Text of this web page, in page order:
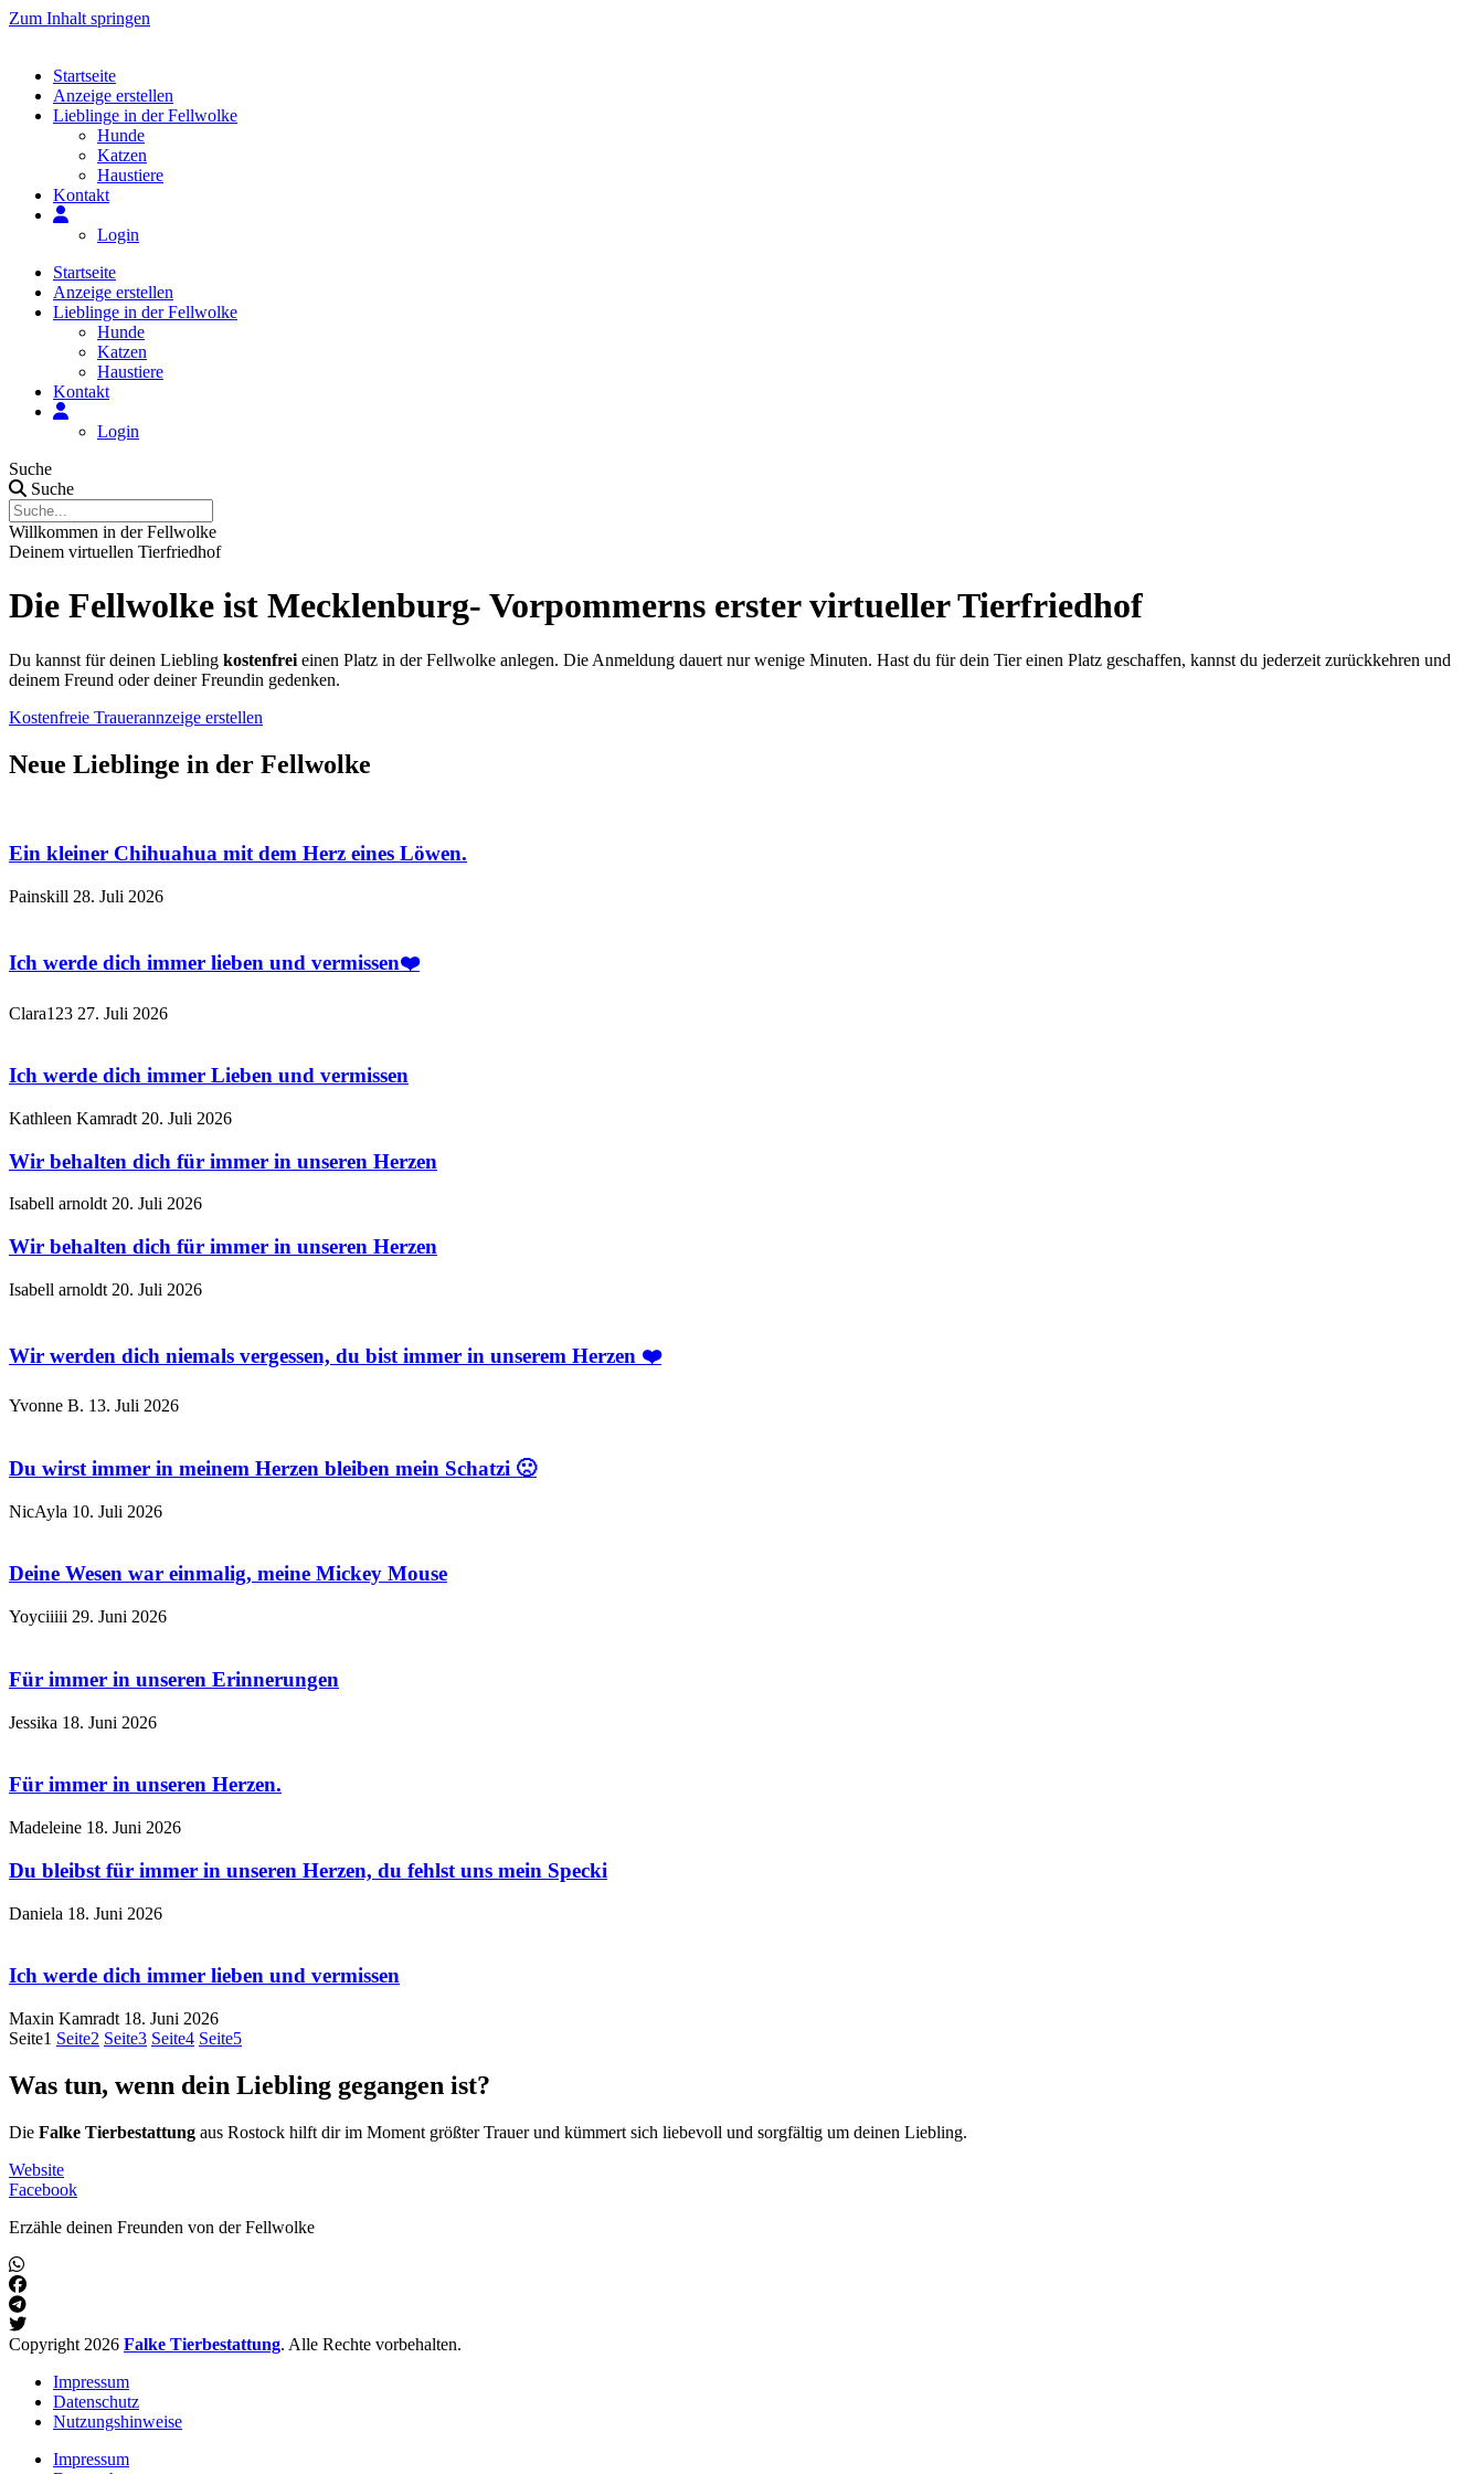
Zum Inhalt springen
Startseite
Anzeige erstellen
Lieblinge in der Fellwolke
Hunde
Katzen
Haustiere
Kontakt
Login
Startseite
Anzeige erstellen
Lieblinge in der Fellwolke
Hunde
Katzen
Haustiere
Kontakt
Login
Suche
Suche
Willkommen in der Fellwolke
Deinem virtuellen Tierfriedhof
Die Fellwolke ist Mecklenburg- Vorpommerns erster virtueller Tierfriedhof
Du kannst für deinen Liebling kostenfrei einen Platz in der Fellwolke anlegen. Die Anmeldung dauert nur wenige Minuten. Hast du für dein Tier einen Platz geschaffen, kannst du jederzeit zurückkehren und
deinem Freund oder deiner Freundin gedenken.
Kostenfreie Trauerannzeige erstellen
Neue Lieblinge in der Fellwolke
Ein kleiner Chihuahua mit dem Herz eines Löwen.
Painskill 28. Juli 2026
Ich werde dich immer lieben und vermissen❤️
Clara123 27. Juli 2026
Ich werde dich immer Lieben und vermissen
Kathleen Kamradt 20. Juli 2026
Wir behalten dich für immer in unseren Herzen
Isabell arnoldt20. Juli 2026
Wir behalten dich für immer in unseren Herzen
Isabell arnoldt 20. Juli 2026
Wir werden dich niemals vergessen, du bist immer in unserem Herzen ❤️
Yvonne B. 13. Juli 2026
Du wirst immer in meinem Herzen bleiben mein Schatzi 🙁
NicAyla 10. Juli 2026
Deine Wesen war einmalig, meine Mickey Mouse
Yoyciiiii 29. Juni 2026
Für immer in unseren Erinnerungen
Jessika 18. Juni 2026
Für immer in unseren Herzen.
Madeleine 18. Juni 2026
Du bleibst für immer in unseren Herzen, du fehlst uns mein Specki
Daniela 18. Juni 2026
Ich werde dich immer lieben und vermissen
Maxin Kamradt 18. Juni 2026
Seite1 Seite2 Seite3 Seite4 Seite5
Was tun, wenn dein Liebling gegangen ist?
Die Falke Tierbestattung aus Rostock hilft dir im Moment größter Trauer und kümmert sich liebevoll und sorgfältig um deinen Liebling.
Website
Facebook
Erzähle deinen Freunden von der Fellwolke
Copyright 2026 Falke Tierbestattung. Alle Rechte vorbehalten.
Impressum
Datenschutz
Nutzungshinweise
Impressum